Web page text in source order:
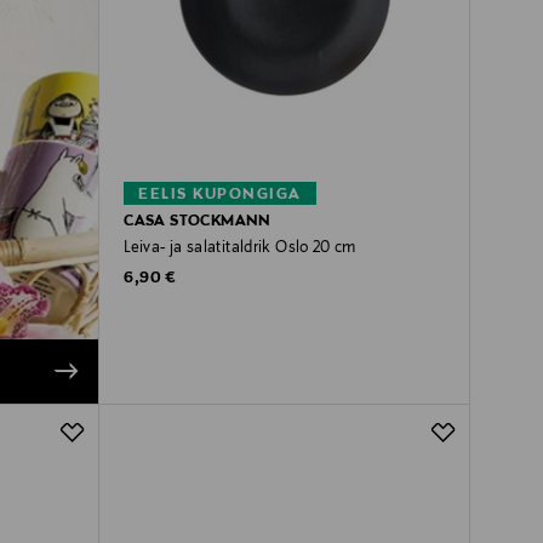
EELIS KUPONGIGA
CASA STOCKMANN
Leiva- ja salatitaldrik Oslo 20 cm
Original Price
6,90 €